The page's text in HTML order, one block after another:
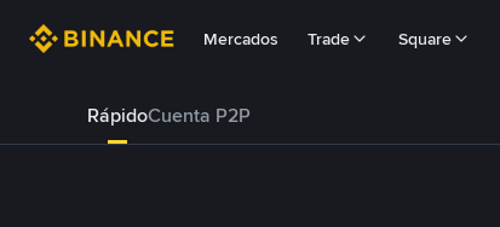
Mercados Trade Square
RápidoCuenta P2P